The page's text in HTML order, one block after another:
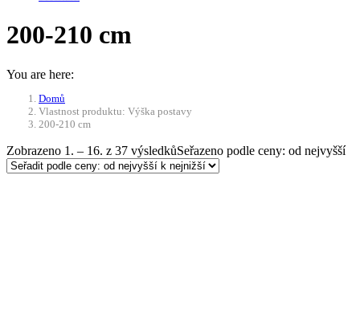
200-210 cm
You are here:
Domů
Vlastnost produktu: Výška postavy
200-210 cm
Zobrazeno 1. – 16. z 37 výsledkůSeřazeno podle ceny: od nejvyšší